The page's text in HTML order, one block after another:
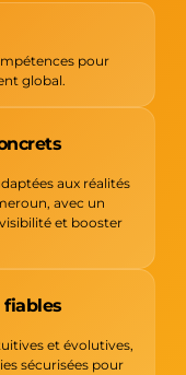
pour
global.
aux réalités
avec un
et booster
fiables
et évolutives,
sécurisées pour